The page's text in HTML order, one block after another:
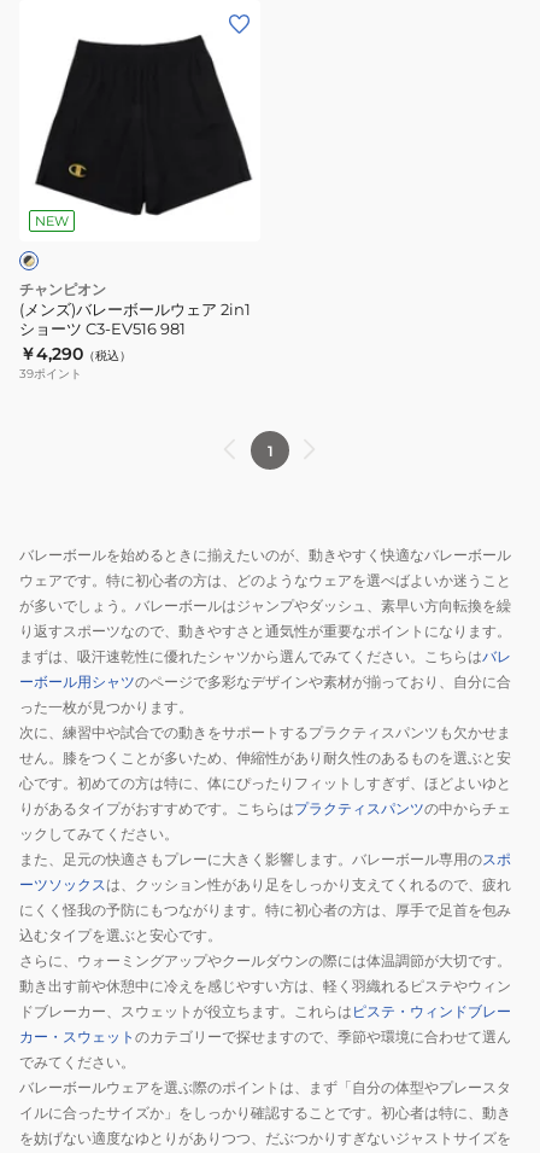
C3-
EV327
370
ボ
ー
ル
ウ
ェ
ア
2in1
981
NEW
チャンピオン
(メンズ)バレーボールウェア 2in1
ショーツ C3-EV516 981
￥4,290 （税込）
39ポイント
1
バレーボールを始めるときに揃えたいのが、動きやすく快適なバレーボール
ウェアです。特に初心者の方は、どのようなウェアを選べばよいか迷うこと
が多いでしょう。バレーボールはジャンプやダッシュ、素早い方向転換を繰
り返すスポーツなので、動きやすさと通気性が重要なポイントになります。
まずは、吸汗速乾性に優れたシャツから選んでみてください。こちらはバレ
ーボール用シャツのページで多彩なデザインや素材が揃っており、自分に合
った一枚が見つかります。
次に、練習中や試合での動きをサポートするプラクティスパンツも欠かせま
せん。膝をつくことが多いため、伸縮性があり耐久性のあるものを選ぶと安
心です。初めての方は特に、体にぴったりフィットしすぎず、ほどよいゆと
りがあるタイプがおすすめです。こちらはプラクティスパンツの中からチェ
ックしてみてください。
また、足元の快適さもプレーに大きく影響します。バレーボール専用のスポ
ーツソックスは、クッション性があり足をしっかり支えてくれるので、疲れ
にくく怪我の予防にもつながります。特に初心者の方は、厚手で足首を包み
込むタイプを選ぶと安心です。
さらに、ウォーミングアップやクールダウンの際には体温調節が大切です。
動き出す前や休憩中に冷えを感じやすい方は、軽く羽織れるピステやウィン
ドブレーカー、スウェットが役立ちます。これらは ピステ・ウィンドブレー
カー・スウェット のカテゴリーで探せますので、季節や環境に合わせて選ん
でみてください。
バレーボールウェアを選ぶ際のポイントは、まず「自分の体型やプレースタ
イルに合ったサイズか」をしっかり確認することです。初心者は特に、動き
を妨げない適度なゆとりがありつつ、だぶつかりすぎないジャストサイズを